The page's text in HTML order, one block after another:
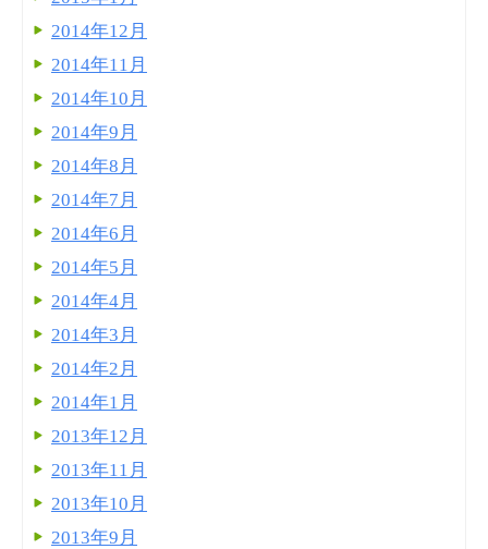
2014年12月
2014年11月
2014年10月
2014年9月
2014年8月
2014年7月
2014年6月
2014年5月
2014年4月
2014年3月
2014年2月
2014年1月
2013年12月
2013年11月
2013年10月
2013年9月